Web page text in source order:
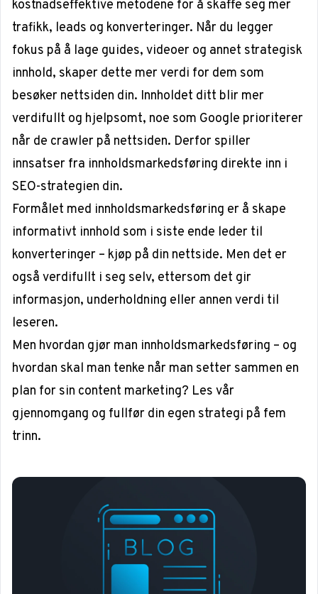
kostnadseffektive metodene for å skaffe seg mer
trafikk, leads og konverteringer. Når du legger
fokus på å lage guides, videoer og annet strategisk
innhold, skaper dette mer verdi for dem som
besøker nettsiden din. Innholdet ditt blir mer
verdifullt og hjelpsomt, noe som Google prioriterer
når de crawler på nettsiden. Derfor spiller
innsatser fra innholdsmarkedsføring direkte inn i
SEO-strategien din.
Formålet med innholdsmarkedsføring er å skape
informativt innhold som i siste ende leder til
konverteringer – kjøp på din nettside. Men det er
også verdifullt i seg selv, ettersom det gir
informasjon, underholdning eller annen verdi til
leseren.
Men hvordan gjør man innholdsmarkedsføring – og
hvordan skal man tenke når man setter sammen en
plan for sin content marketing? Les vår
gjennomgang og fullfør din egen strategi på fem
trinn.